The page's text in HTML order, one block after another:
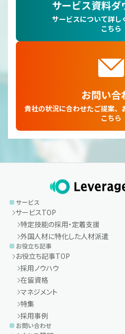
サービス資料ダ
サービスについて詳し
こちら
お問い合
貴社の状況に合わせたご提案、
こちら
サービス
サービスTOP
特定技能の採用・定着支援
外国人材に特化した人材派遣
お役立ち記事
お役立ち記事TOP
採用ノウハウ
在留資格
マネジメント
特集
採用事例
お問い合わせ